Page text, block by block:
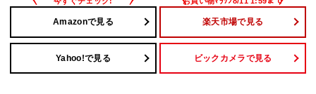
Amazonで見る 楽天市場で見る
Yahoo!で見る ビックカメラで見る